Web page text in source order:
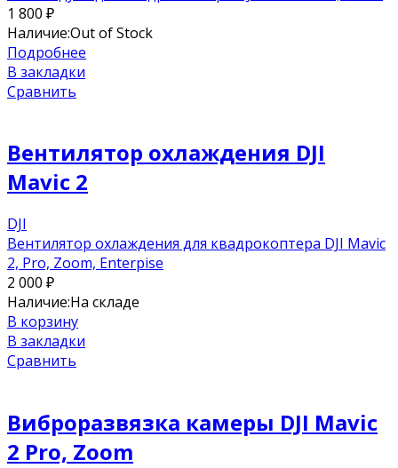
1 800 ₽
Наличие:Out of Stock
Подробнее
В закладки
Сравнить
Вентилятор охлаждения DJI
Mavic 2
DJI
Вентилятор охлаждения для квадрокоптера DJI Mavic
2, Pro, Zoom, Enterpise
2 000 ₽
Наличие:На складе
В корзину
В закладки
Сравнить
Виброразвязка камеры DJI Mavic
2 Pro, Zoom